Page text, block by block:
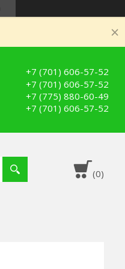
+7 (701) 606-57-52
+7 (701) 606-57-52
+7 (775) 880-60-49
+7 (701) 606-57-52